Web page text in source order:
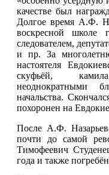
качестве был
Долгое время A.Ф.
воскресной школе
следователем,
и пр. За
настоятеля
скуфьёй,
неоднократными
начальства.
похоронен на
После А.Ф.
почти до самой
Тимофеевич
года и также